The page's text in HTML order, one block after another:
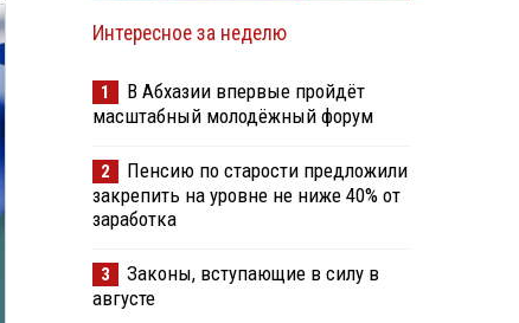
Интересное за неделю
1
В Абхазии впервые пройдёт
масштабный молодёжный форум
2
Пенсию по старости предложили
закрепить на уровне не ниже 40% от
заработка
3
Законы, вступающие в силу в
августе